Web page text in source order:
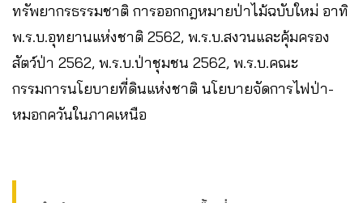
ทรัพยากรธรรมชาติ การออกกฎหมายป่าไม้ฉบับใหม่ อาทิ
พ.ร.บ.อุทยานแห่งชาติ 2562, พ.ร.บ.สงวนและคุ้มครอง
สัตว์ป่า 2562, พ.ร.บ.ป่าชุมชน 2562, พ.ร.บ.คณะ
กรรมการนโยบายที่ดินแห่งชาติ นโยบายจัดการไฟป่า-
หมอกควันในภาคเหนือ